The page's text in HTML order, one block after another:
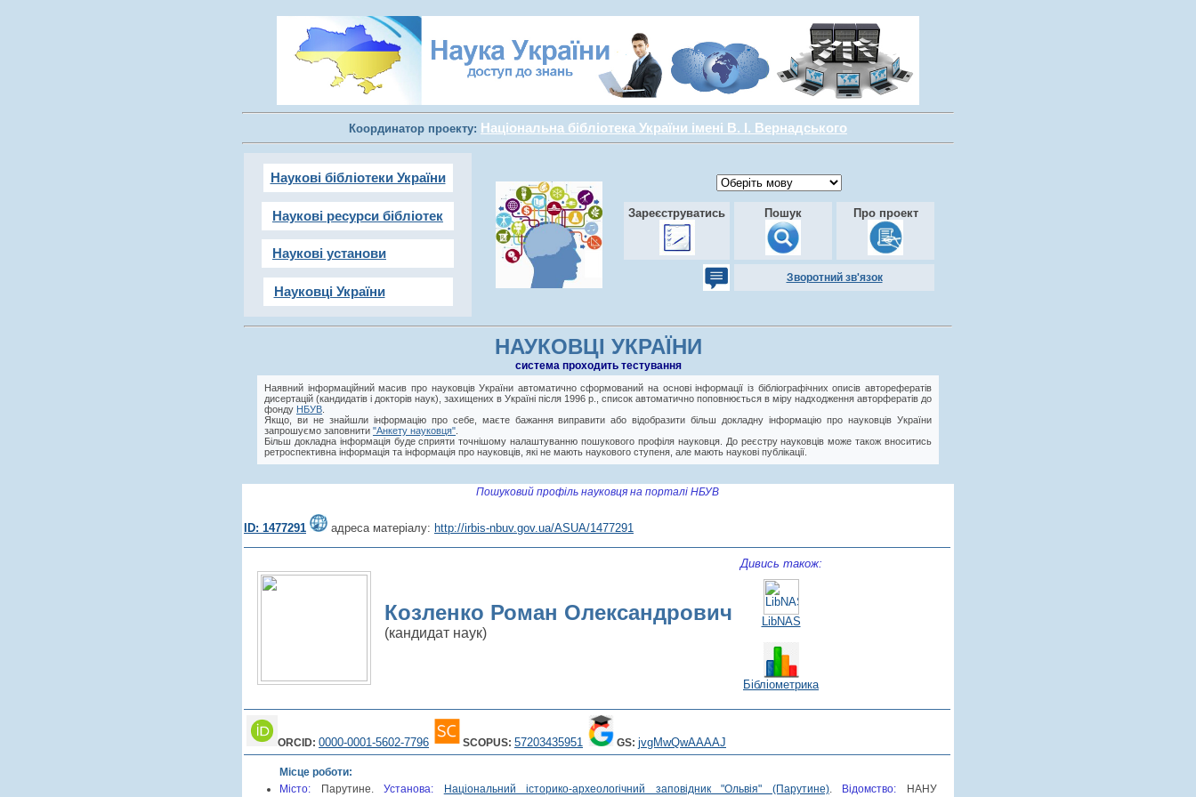
Координатор проекту: Національна бібліотека України імені В. І. Вернадського
Наукові бібліотеки України
Наукові ресурси бібліотек
Наукові установи
Науковці України
Зареєструватись Пошук Про проект
Зворотний зв'язок
НАУКОВЦІ УКРАЇНИ
cистема проходить тестування
Наявний інформаційний масив про науковців України автоматично сформований на основі інформації із бібліографічних описів авторефератів
дисертацій (кандидатів і докторів наук), захищених в Україні після 1996 р., список автоматично поповнюється в міру надходження авторфератів до
фонду НБУВ
Якщо, ви не знайшли інформацію про себе, маєте бажання виправити або відобразити більш докладну інформацію про науковців України
запрошуємо заповнити "Анкету науковця"
Більш докладна інформація буде сприяти точнішому налаштуванню пошукового профіля науковця. До реєстру науковців може також вноситись
ретроспективна інформація та інформація про науковців, які не мають наукового ступеня, але мають наукові публікації.
Пошуковий профіль науковця на порталі НБУВ
ID: 1477291 адреса матеріалу: http://irbis-nbuv.gov.ua/ASUA/1477291
Козленко Роман Олександрович
(кандидат наук)
Дивись також:
LibNAS
Бібліометрика
ORCID: 0000-0001-5602-7796 SCOPUS: 57203435951 GS: jvgMwQwAAAAJ
Місце роботи:
Місто:
Парутине.Установа: Національний історико-археологічний заповідник "Ольвія" (Парутине).Відомство:
НАНУ